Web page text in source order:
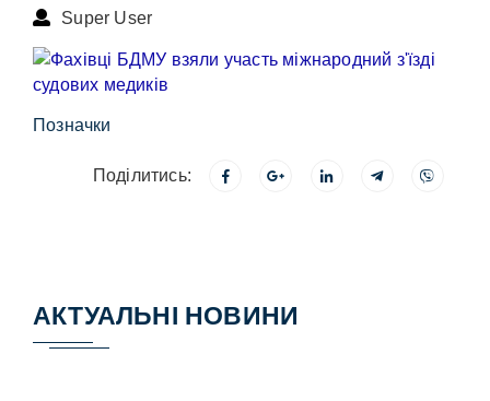
Super User
Позначки
Поділитись:
АКТУАЛЬНІ НОВИНИ